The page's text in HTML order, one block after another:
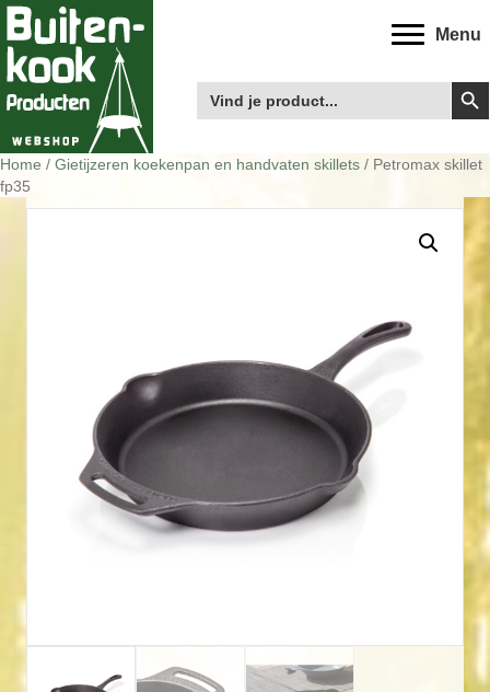
Menu
Zoek
naar:
Home / Gietijzeren koekenpan en handvaten skillets / Petromax skillet
fp35